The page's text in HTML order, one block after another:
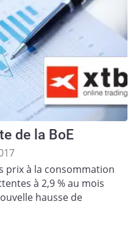
de la BoE
prix à la consommation
à 2,9 % au mois
hausse de